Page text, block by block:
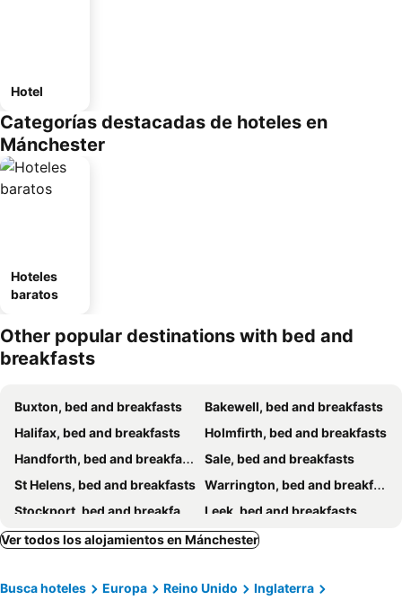
Hotel
Categorías destacadas de hoteles en
Mánchester
Hoteles
baratos
Other popular destinations with bed and
breakfasts
Buxton, bed and breakfasts
Bakewell, bed and breakfasts
Halifax, bed and breakfasts
Holmfirth, bed and breakfasts
Handforth, bed and breakfasts
Sale, bed and breakfasts
St Helens, bed and breakfasts Warrington, bed and breakfasts
Stockport, bed and breakfasts
Leek, bed and breakfasts
Hebden Bridge, bed and breakfasts
Bootle, bed and breakfasts
Bolton, bed and breakfasts
Haworth, bed and breakfasts
Ver todos los alojamientos en Mánchester
Busca hoteles Europa Reino Unido
Inglaterra